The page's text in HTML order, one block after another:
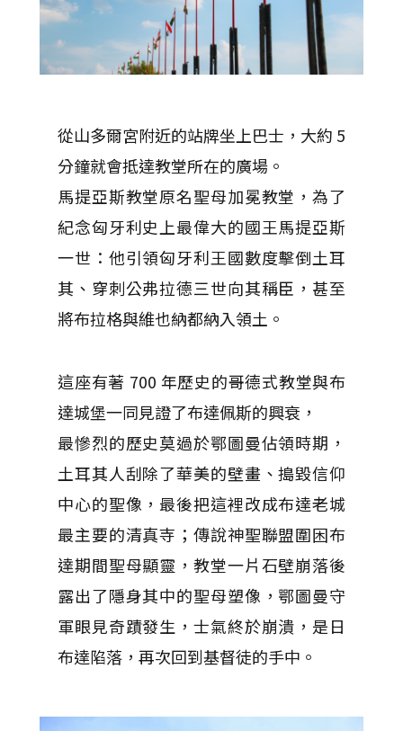
從山多爾宮附近的站牌坐上巴士，大約 5
分鐘就會抵達教堂所在的廣場。
馬提亞斯教堂原名聖母加冕教堂，為了
紀念匈牙利史上最偉大的國王馬提亞斯
一世：他引領匈牙利王國數度擊倒土耳
其、穿刺公弗拉德三世向其稱臣，甚至
將布拉格與維也納都納入領土。
這座有著 700 年歷史的哥德式教堂與布
達城堡一同見證了布達佩斯的興衰，
最慘烈的歷史莫過於鄂圖曼佔領時期，
土耳其人刮除了華美的壁畫、搗毀信仰
中心的聖像，最後把這裡改成布達老城
最主要的清真寺；傳說神聖聯盟圍困布
達期間聖母顯靈，教堂一片石壁崩落後
露出了隱身其中的聖母塑像，鄂圖曼守
軍眼見奇蹟發生，士氣終於崩潰，是日
布達陷落，再次回到基督徒的手中。